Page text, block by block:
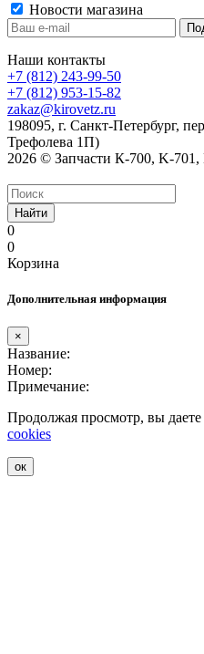
Новости магазина
Наши контакты
+7 (812) 243-99-50
+7 (812) 953-15-82
zakaz@kirovetz.ru
198095, г. Санкт-Петербург,
Трефолева 1П)
2026 © Запчасти К-700, K-
Найти
0
0
Корзина
Дополнительная информация
×
Название:
Номер:
Примечание:
Продолжая просмотр, вы даете
cookies
ок